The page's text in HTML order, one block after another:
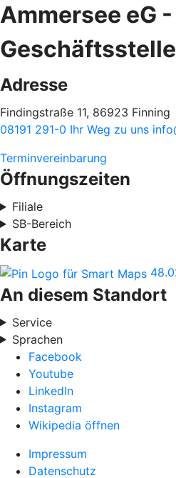
Ammersee eG -
Adresse
Findingstraße 11, 86923 Finning
08191 291-0 Ihr Weg zu uns
Terminvereinbarung
Öffnungszeiten
Filiale
SB-Bereich
Karte
An diesem Standort
Service
Sprachen
Facebook
Youtube
LinkedIn
Instagram
Wikipedia öffnen
Impressum
Datenschutz